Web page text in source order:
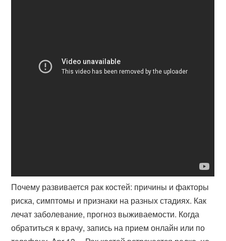
Почему развивается рак костей: причины и факторы
риска, симптомы и признаки на разных стадиях. Как
лечат заболевание, прогноз выживаемости. Когда
обратиться к врачу, запись на прием онлайн или по